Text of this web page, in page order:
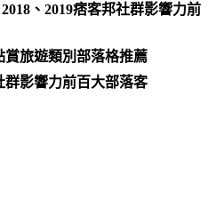
、2019痞客邦社群影響力前
賞旅遊類別部落格推薦
群影響力前百大部落客